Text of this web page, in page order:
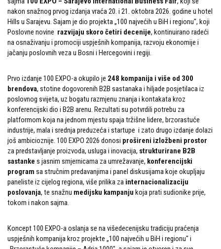
nakon snažnog prvog izdanja vraća 20. i 21. oktobra 2026. godine u hotel
Hills u Sarajevu. Sajam je dio projekta „100 najvećih u BiH i regionu", koji
Poslovne novine razvijaju skoro četiri decenije, kontinuirano radeći
na osnaživanju i promociji uspješnih kompanija, razvoju ekonomije i
jačanju poslovnih veza u Bosni i Hercegovini i regiji.
Prvo izdanje 100 EXPO-a okupilo je 248 kompanija i više od 300
brendova, stotine dogovorenih B2B sastanaka i hiljade posjetilaca iz
poslovnog svijeta, uz bogatu razmjenu znanja i kontakata kroz
konferencijski dio i B2B arenu. Rezultati su potvrdili potrebu za
platformom koja na jednom mjestu spaja tržišne lidere, brzorastuće
industrije, mala i srednja preduzeća i startupe i zato drugo izdanje dolazi
još ambicioznije. 100 EXPO 2026 donosi prošireni izložbeni prostor
za predstavljanje proizvoda, usluga i inovacija, strukturirane B2B
sastanke s jasnim smjernicama za umrežavanje, konferencijski
program sa stručnim predavanjima i panel diskusijama koje okupljaju
paneliste iz cijelog regiona, više prilika za internacionalizaciju
poslovanja, te snažnu medijsku kampanju koja prati sudionike prije,
tokom i nakon sajma.
Koncept 100 EXPO-a oslanja se na višedecenijsku tradiciju praćenja
uspješnih kompanija kroz projekte „100 najvećih u BiH i regionu" i